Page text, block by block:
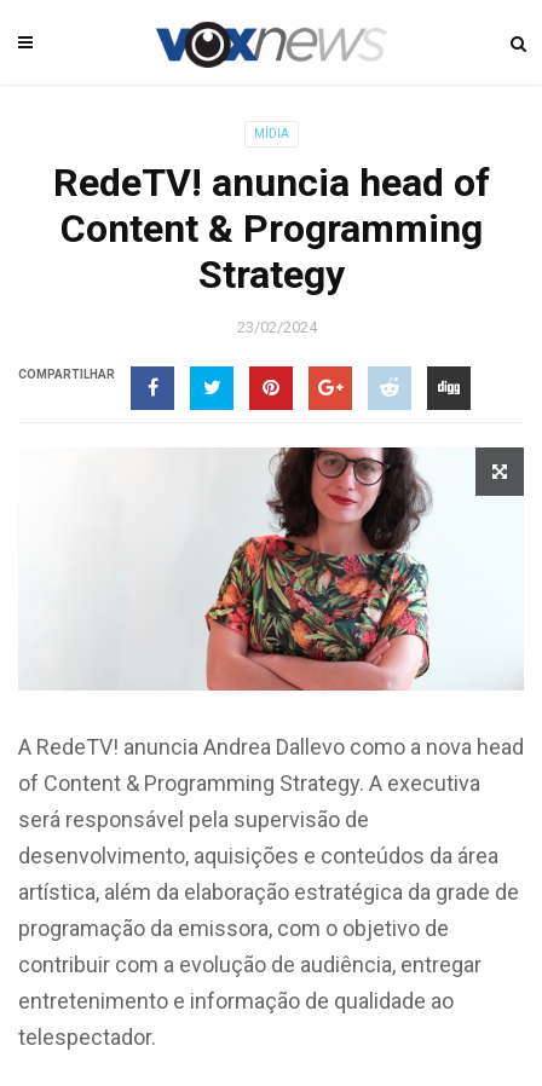
MÍDIA
RedeTV! anuncia head of
Content & Programming
Strategy
23/02/2024
COMPARTILHAR
A RedeTV! anuncia Andrea Dallevo como a nova head
of Content & Programming Strategy. A executiva
será responsável pela supervisão de
desenvolvimento, aquisições e conteúdos da área
artística, além da elaboração estratégica da grade de
programação da emissora, com o objetivo de
contribuir com a evolução de audiência, entregar
entretenimento e informação de qualidade ao
telespectador.